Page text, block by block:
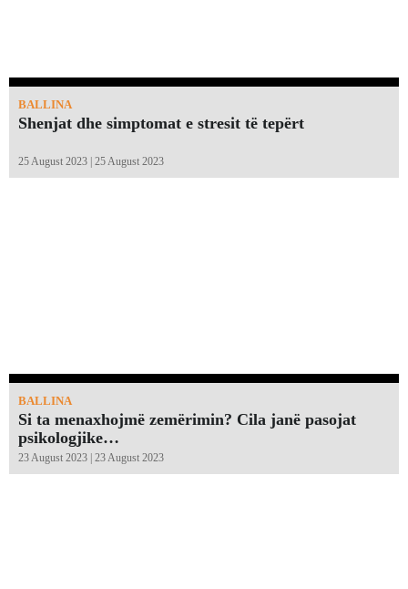
BALLINA
Shenjat dhe simptomat e stresit të tepërt
25 August 2023 | 25 August 2023
BALLINA
Si ta menaxhojmë zemërimin? Cila janë pasojat
psikologjike…
23 August 2023 | 23 August 2023